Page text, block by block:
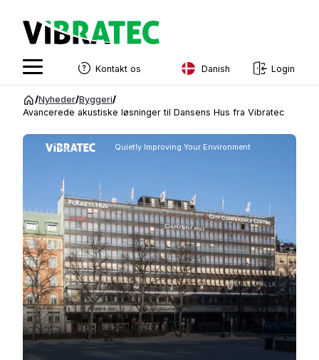
Spring
Kontakt os Danish
Swedish
Norwegian
Estonian
Finnish
Danish
Login
/Nyheder/Byggeri/
Avancerede akustiske løsninger til Dansens Hus fra Vibratec
Quietly Improving Your Environment